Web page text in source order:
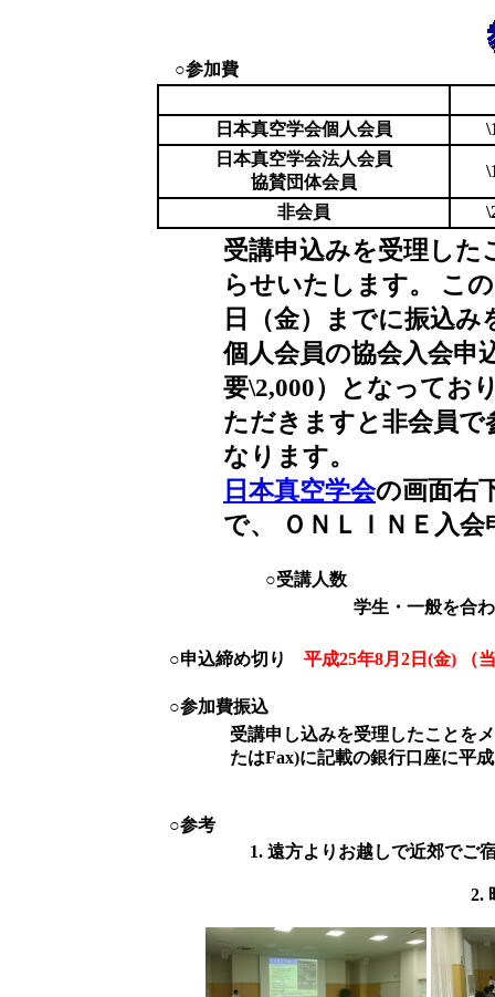
○参加費
日本真空学会個人会員
日本真空学会法人会員
協賛団体会員
非会員
受講申込みを受理した
らせいたします。 こ
日（金）までに振込
個人会員の協会入会申
要\2,000）となってお
ただきますと非会員
なります。
日本真空学会の画面右
で、 ＯＮＬＩＮＥ入
○受講人数
学生・一般を合わせ
○申込締め切り 平成25年8月2日(金) （
○参加費振込
受講申し込みを受理したことを
たはFax)に記載の銀行口座に平
○参考
1. 遠方よりお越しで近郊でご
2.